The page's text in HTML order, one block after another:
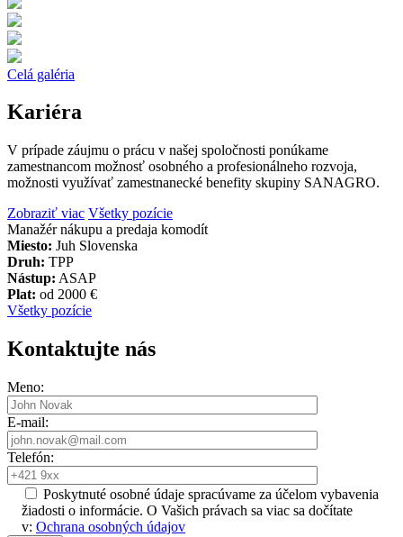
Celá galéria
Kariéra
V prípade záujmu o prácu v našej spoločnosti ponúkame
zamestnancom možnosť osobného a profesionálneho rozvoja,
možnosti využívať zamestnanecké benefity skupiny SANAGRO.
Zobraziť viac Všetky pozície
Manažér nákupu a predaja komodít
Miesto: Juh Slovenska
Druh: TPP
Nástup: ASAP
Plat: od 2000 €
Všetky pozície
Kontaktujte nás
Meno:
E-mail:
Telefón:
Poskytnuté osobné údaje spracúvame za účelom vybavenia
žiadosti o informácie. O Vašich právach sa viac sa dočítate
v: Ochrana osobných údajov